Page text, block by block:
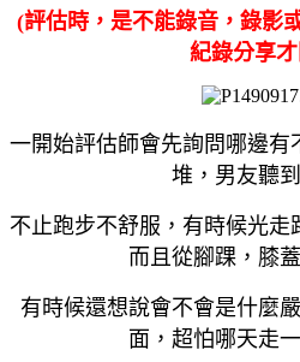
(評估時，是不能錄音，錄影
紀錄分享
一開始評估師會先詢問哪邊有
堆，男友聽
不止跑步不舒服，有時候光走
而且從腳踝，膝
有時候還想說會不會是什麼
面，超怕哪天走